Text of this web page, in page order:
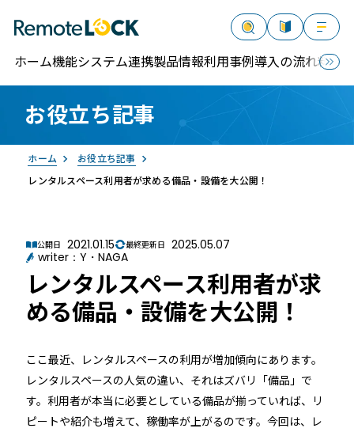
お役立ち記事
レンタルスペース利用者が求める備品・設備を大公開！
お役立ち記事
ホーム
公開日 2021.01.15 最終更新日 2025.05.07
writer：Y・NAGA
レンタルスペース利用者が求
める備品・設備を大公開！
ここ最近、レンタルスペースの利用が増加傾向にあります。
レンタルスペースの人気の違い、それはズバリ「備品」で
す。利用者が本当に必要としている備品が揃っていれば、リ
ピートや紹介も増えて、稼働率が上がるのです。今回は、レ
ホーム機能システム連携製品情報利用事例導入の流れ料金
RemoteLOCK
ご質問 機能